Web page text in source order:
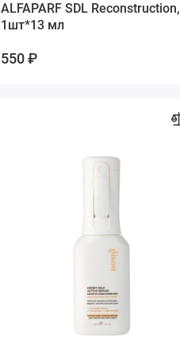
ALFAPARF SDL Reconstruction,
1шт*13 мл
550 ₽